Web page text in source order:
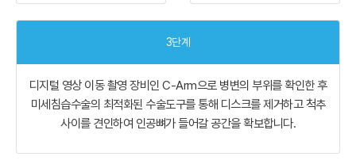
3단계
디지털 영상 이동 촬영 장비인 C-Arm으로병변의 부위를 확인한 후
미세침습수술의 최적화된 수술도구를 통해 디스크를제거하고 척추
사이를 견인하여 인공뼈가들어갈 공간을 확보합니다.